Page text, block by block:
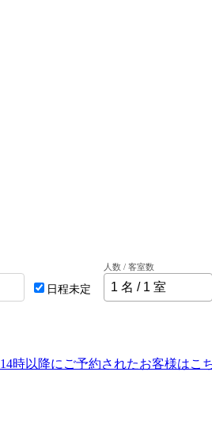
日程未定
人数 / 客室数
14時以降にご予約されたお客様はこ